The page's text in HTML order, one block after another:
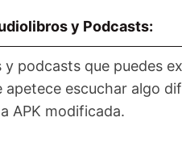
y Podcasts:
podcasts que puedes
escuchar algo
APK modificada.